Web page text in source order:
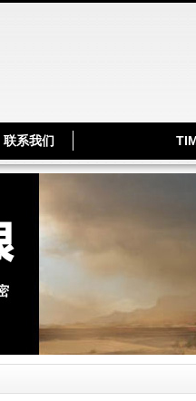
联系我们